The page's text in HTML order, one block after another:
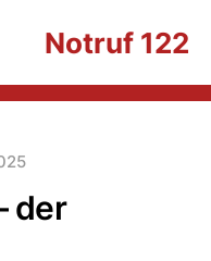
Notruf 122
der